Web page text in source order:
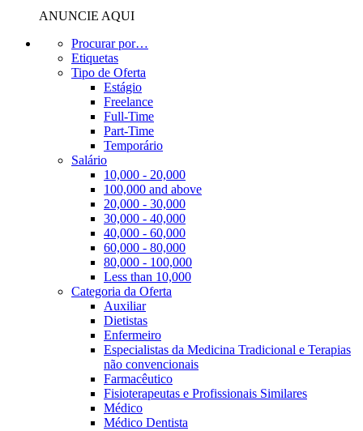
ANUNCIE AQUI
Procurar por…
Etiquetas
Tipo de Oferta
Estágio
Freelance
Full-Time
Part-Time
Temporário
Salário
10,000 - 20,000
100,000 and above
20,000 - 30,000
30,000 - 40,000
40,000 - 60,000
60,000 - 80,000
80,000 - 100,000
Less than 10,000
Categoria da Oferta
Auxiliar
Dietistas
Enfermeiro
Especialistas da Medicina Tradicional e Terapias
não convencionais
Farmacêutico
Fisioterapeutas e Profissionais Similares
Médico
Médico Dentista